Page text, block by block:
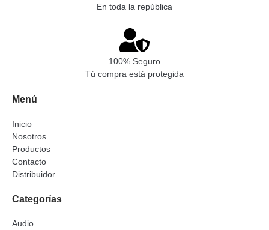
En toda la república
100% Seguro
Tú compra está protegida
Menú
Inicio
Nosotros
Productos
Contacto
Distribuidor
Categorías
Audio